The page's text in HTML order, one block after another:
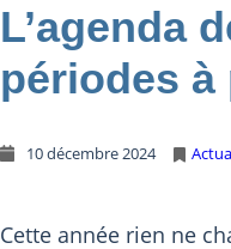
L’agenda
périodes à
10 décembre 2024
Cette année rien ne